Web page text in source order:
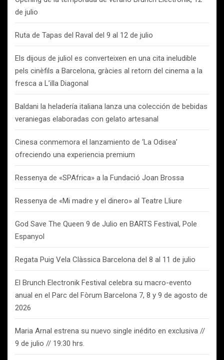
de julio
Ruta de Tapas del Raval del 9 al 12 de julio
Els dijous de juliol es converteixen en una cita ineludible
pels cinèfils a Barcelona, gràcies al retorn del cinema a la
fresca a L’illa Diagonal
Baldani la heladería italiana lanza una colección de bebidas
veraniegas elaboradas con gelato artesanal
Cinesa conmemora el lanzamiento de ‘La Odisea’
ofreciendo una experiencia premium
Ressenya de «SPAfrica» a la Fundació Joan Brossa
Ressenya de «Mi madre y el dinero» al Teatre Lliure
God Save The Queen 9 de Julio en BARTS Festival, Pole
Espanyol
Regata Puig Vela Clàssica Barcelona del 8 al 11 de julio
El Brunch Electronik Festival celebra su macro-evento
anual en el Parc del Fòrum Barcelona 7, 8 y 9 de agosto de
2026
Maria Arnal estrena su nuevo single inédito en exclusiva //
9 de julio // 19:30 hrs.